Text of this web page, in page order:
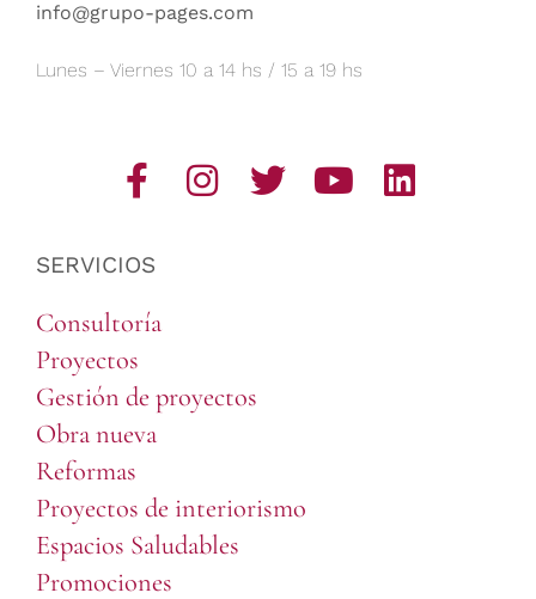
info@grupo-pages.com
Lunes – Viernes 10 a 14 hs / 15 a 19 hs
SERVICIOS
Consultoría
Proyectos
Gestión de proyectos
Obra nueva
Reformas
Proyectos de interiorismo
Espacios Saludables
Promociones